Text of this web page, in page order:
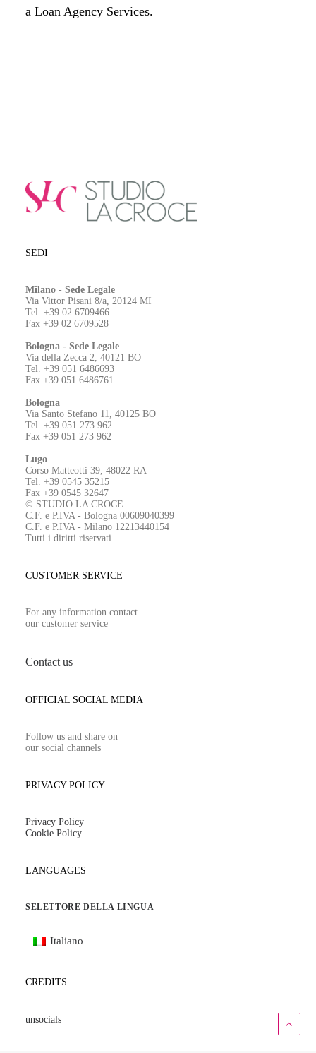
a Loan Agency Services.
SEDI
Milano - Sede Legale
Via Vittor Pisani 8/a, 20124 MI
Tel. +39 02 6709466
Fax +39 02 6709528
Bologna - Sede Legale
Via della Zecca 2, 40121 BO
Tel. +39 051 6486693
Fax +39 051 6486761
Bologna
Via Santo Stefano 11, 40125 BO
Tel. +39 051 273 962
Fax +39 051 273 962
Lugo
Corso Matteotti 39, 48022 RA
Tel. +39 0545 35215
Fax +39 0545 32647
© STUDIO LA CROCE
C.F. e P.IVA - Bologna 00609040399
C.F. e P.IVA - Milano 12213440154
Tutti i diritti riservati
CUSTOMER SERVICE
For any information contact
our customer service
Contact us
OFFICIAL SOCIAL MEDIA
Follow us and share on
our social channels
PRIVACY POLICY
Privacy Policy
Cookie Policy
LANGUAGES
SELETTORE DELLA LINGUA
Italiano
CREDITS
unsocials